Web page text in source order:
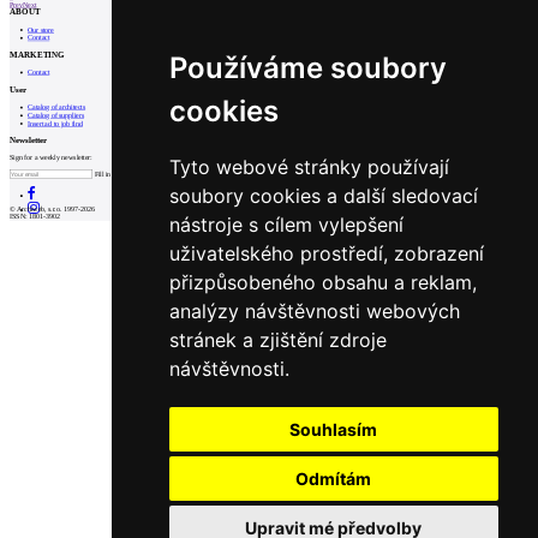
Používáme soubory
cookies
Tyto webové stránky používají
soubory cookies a další sledovací
nástroje s cílem vylepšení
uživatelského prostředí, zobrazení
přizpůsobeného obsahu a reklam,
analýzy návštěvnosti webových
stránek a zjištění zdroje
návštěvnosti.
Souhlasím
Odmítám
Upravit mé předvolby
PrevNext
ABOUT
Our store
Contact
MARKETING
Contact
User
Catalog of architects
Catalog of suppliers
Insert ad to job find
Newsletter
Sign for a weekly newsletter:
Fill in „nospam“
© Archiweb, s.r.o. 1997-2026
ISSN: 1801-3902